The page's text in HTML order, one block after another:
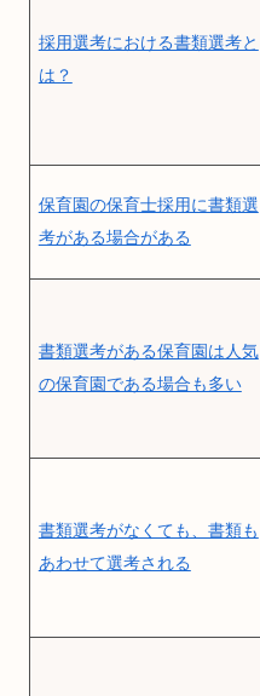
採用選考における書類選考と
は？
保育園の保育士採用に書類選
考がある場合がある
書類選考がある保育園は人気
の保育園である場合も多い
書類選考がなくても、書類も
あわせて選考される